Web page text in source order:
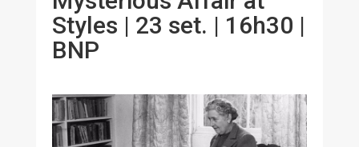
Styles | 23 set. | 16h30 |
BNP